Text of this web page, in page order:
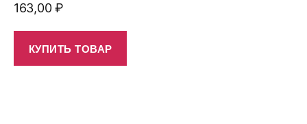
163,00₽
КУПИТЬ ТОВАР